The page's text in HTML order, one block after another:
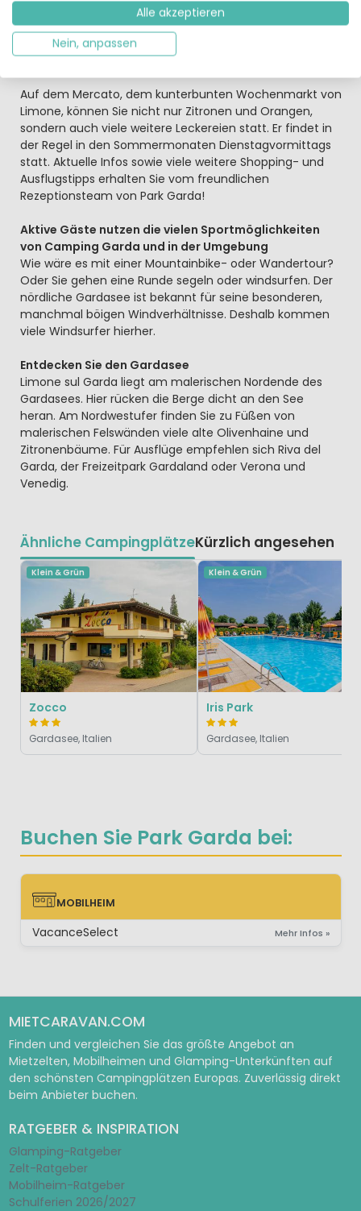
Buchen Sie Park Garda bei:
MOBILHEIM
MOBILHEIM
VacanceSelect Mehr Infos »
entspannt einkaufen. Zum Beispiel regionale
Spezialitäten zum Essen und zum Trinken, Weine, ein
kühles Bier oder Softdrinks und mehr. Auch Strand- und
Freizeitartikel gehören zum Angebot.
Auf dem Mercato, dem kunterbunten Wochenmarkt von
Limone, können Sie nicht nur Zitronen und Orangen,
sondern auch viele weitere Leckereien statt. Er findet in
der Regel in den Sommermonaten Dienstagvormittags
statt. Aktuelle Infos sowie viele weitere Shopping- und
Ausflugstipps erhalten Sie vom freundlichen
Rezeptionsteam von Park Garda!
Aktive Gäste nutzen die vielen Sportmöglichkeiten
von Camping Garda und in der Umgebung
Wie wäre es mit einer Mountainbike- oder Wandertour?
Oder Sie gehen eine Runde segeln oder windsurfen. Der
nördliche Gardasee ist bekannt für seine besonderen,
manchmal böigen Windverhältnisse. Deshalb kommen
viele Windsurfer hierher.
Entdecken Sie den Gardasee
Limone sul Garda liegt am malerischen Nordende des
Gardasees. Hier rücken die Berge dicht an den See
heran. Am Nordwestufer finden Sie zu Füßen von
malerischen Felswänden viele alte Olivenhaine und
Zitronenbäume. Für Ausflüge empfehlen sich Riva del
Garda, der Freizeitpark Gardaland oder Verona und
Venedig.
Ähnliche CampingplätzeKürzlich angesehen
Klein & Grün
Zocco
Gardasee, Italien
Klein & Grün
Iris Park
Gardasee, Italien
MIETCARAVAN.COM
Finden und vergleichen Sie das größte Angebot an
Mietzelten, Mobilheimen und Glamping-Unterkünften auf
den schönsten Campingplätzen Europas. Zuverlässig direkt
beim Anbieter buchen.
RATGEBER & INSPIRATION
Glamping-Ratgeber
Zelt-Ratgeber
Mobilheim-Ratgeber
Schulferien 2026/2027
Alle akzeptieren
Nein, anpassen